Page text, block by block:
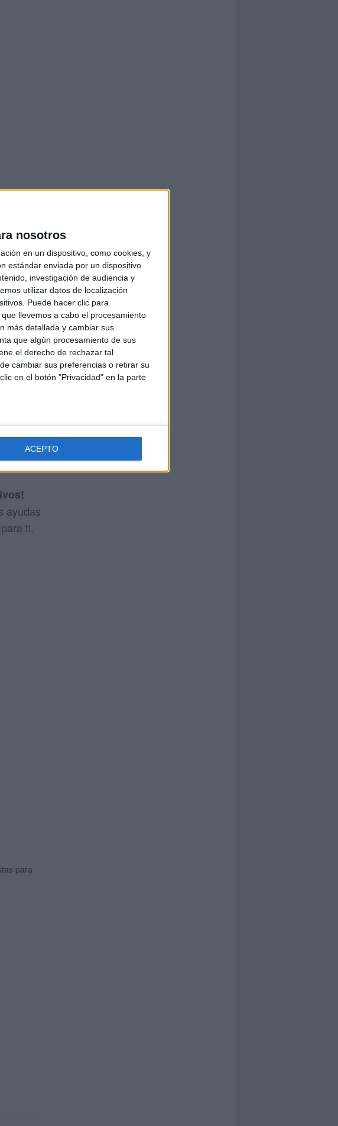
nosotros
en un dispositivo, como cookies, y
estándar enviada por un dispositivo
investigación de audiencia y
utilizar datos de localización
Puede hacer clic para
llevemos a cabo el procesamiento
más detallada y cambiar sus
que algún procesamiento de sus
el derecho de rechazar tal
cambiar sus preferencias o retirar su
en el botón "Privacidad" en la parte
ACEPTO
ayudas
ti.
para